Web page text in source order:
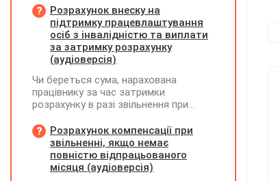
місцем роботи та за сумісництвом,
чи рахується це як два роботодавці?
Розрахунок внеску на
підтримку працевлаштування
осіб з інвалідністю та виплати
за затримку розрахунку
(аудіоверсія)
Чи береться сума, нарахована
працівнику за час затримки
розрахунку в разі звільнення при
заробітної плати (винагороди), для
розрахунку внеску на підтримку
працевлаштування осіб з
інвалідністю?
Розрахунок компенсації при
звільненні, якщо немає
повністю відпрацьованого
місяця (аудіоверсія)